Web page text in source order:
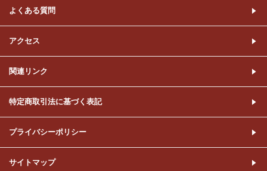
よくある質問
アクセス
関連リンク
特定商取引法に基づく表記
プライバシーポリシー
サイトマップ